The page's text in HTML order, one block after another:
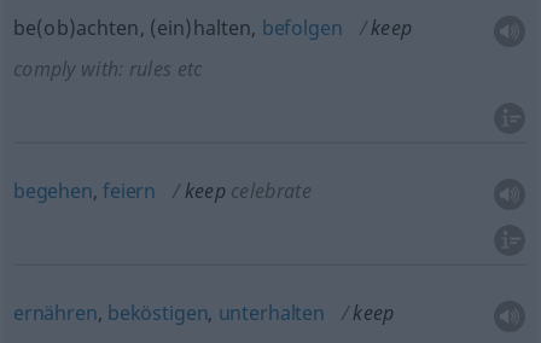
be(ob)achten, (ein)halten, befolgen
keep
comply with: rules etc
begehen,feiern keep celebrate
ernähren, beköstigen, unterhalten keep